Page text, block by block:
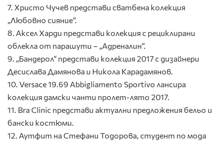
7. Христо Чучев представи сватбена колекция
„Любовно сияние“.
8. Аксел Харди представи колекция с рециклирани
облекла от парашути – „Адреналин“.
9. „Бандерол“ представи колекция 2017 с дизайнери
Десислава Дамянова и Никола Карадамянов.
10. Versace 19.69 Abbigliamento Sportivo лансира
колекция дамски чанти пролет-лято 2017.
11. Bra Clinic представи актуални предложения бельо и
бански костюми.
12. Аутфит на Стефани Тодорова, студент по мода